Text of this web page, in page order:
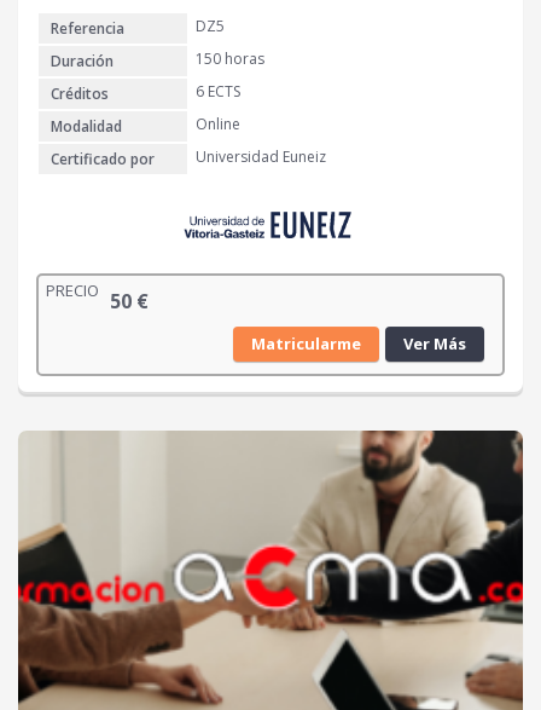
Referencia
DZ5
Duración
150 horas
Créditos
6 ECTS
Modalidad
Online
Certificado por
Universidad Euneiz
PRECIO 50 €
Matricularme Ver Más